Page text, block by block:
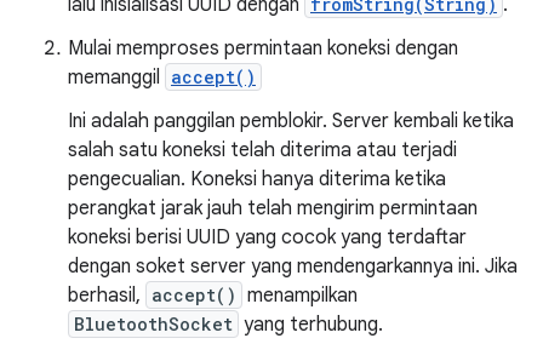
lalu inisialisasi UUID dengan
.
Mulai memproses permintaan koneksi dengan
memanggil accept()
Ini adalah panggilan pemblokir. Server kembali ketika
salah satu koneksi telah diterima atau terjadi
pengecualian. Koneksi hanya diterima ketika
perangkat jarak jauh telah mengirim permintaan
koneksi berisi UUID yang cocok yang terdaftar
dengan soket server yang mendengarkannya ini. Jika
berhasil, accept() menampilkan
BluetoothSocket yang terhubung.